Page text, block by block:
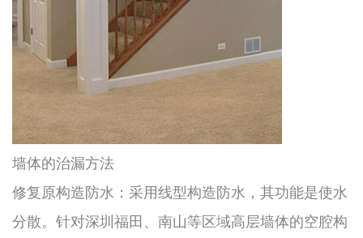
墙体的治漏方法
修复原构造防水：采用线型构造防水，其功能是使水
分散。针对深圳福田、南山等区域高层墙体的空腔构